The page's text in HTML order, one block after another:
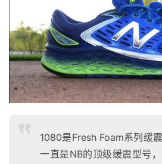
1080是Fresh Foam系列缓
一直是NB的顶级缓震型号